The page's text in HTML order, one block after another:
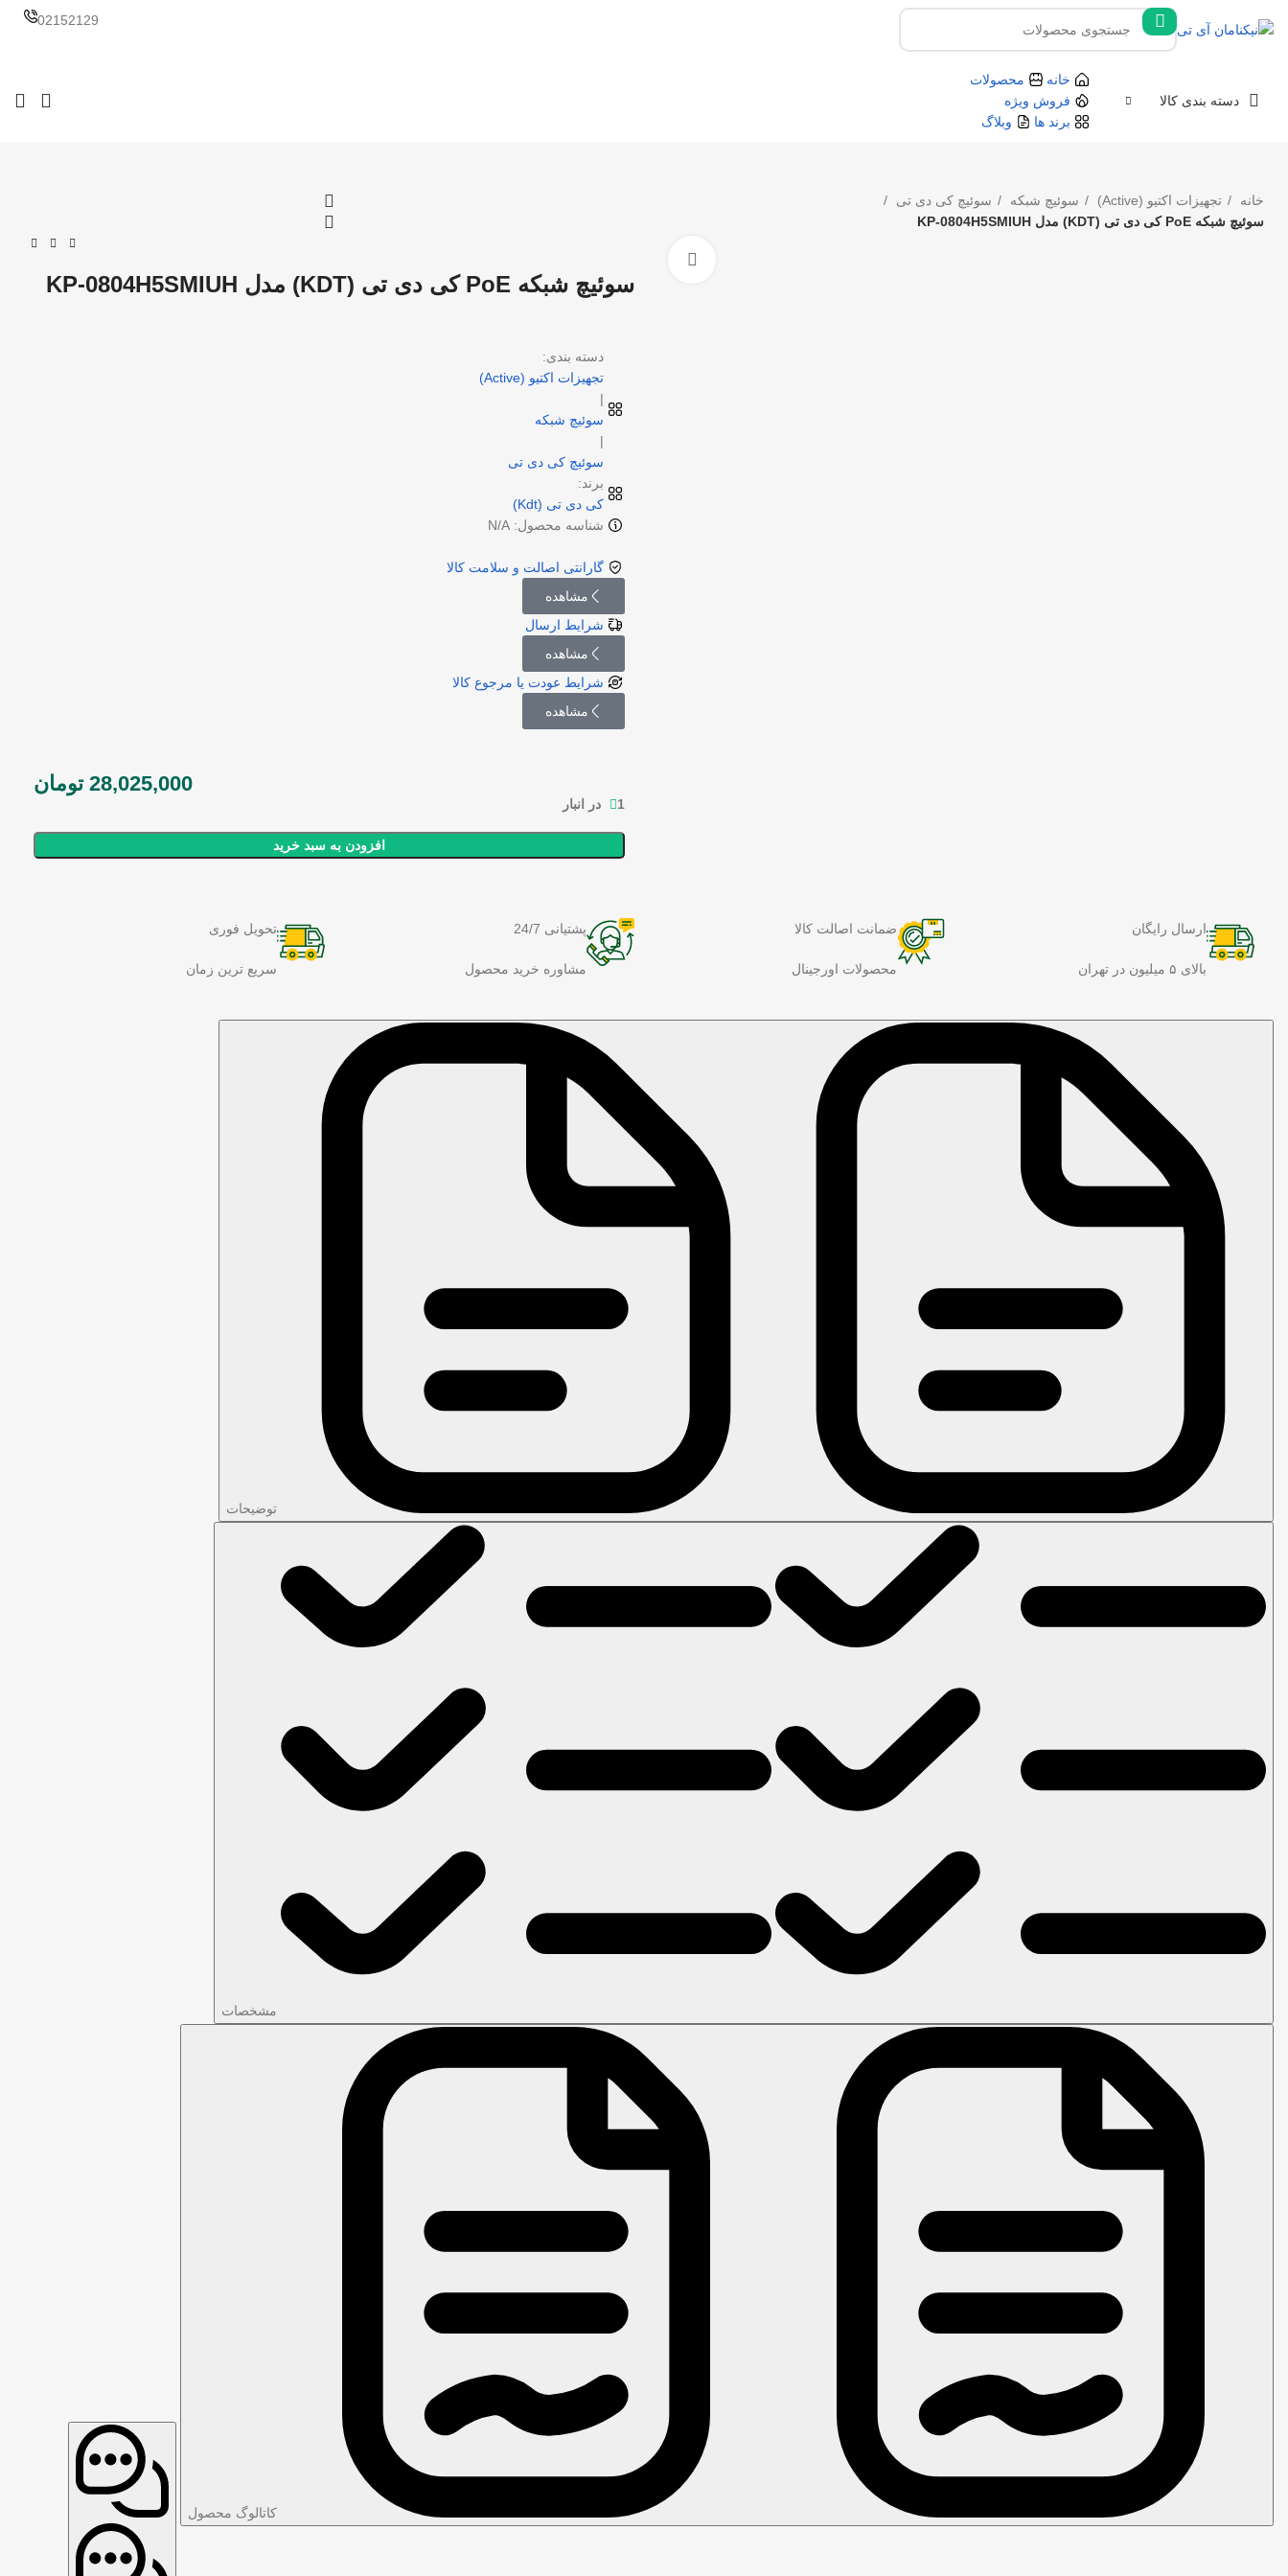
02152129
دسته بندی کالا
خانه
محصولات
فروش ویژه
برند ها
وبلاگ
خانه تجهیزات اکتیو (Active) سوئیچ شبکه
سوئیچ کی دی تی
سوئیچ شبکه PoE کی دی تی (KDT) مدل KP-0804H5SMIUH
سوئیچ شبکه PoE کی دی تی (KDT) مدل KP-0804H5SMIUH
دسته بندی:
تجهیزات اکتیو (Active)
|
سوئیچ شبکه
|
سوئیچ کی دی تی
برند:
کی دی تی (Kdt)
شناسه محصول: N/A
گارانتی اصالت و سلامت کالا
مشاهده
شرایط ارسال
مشاهده
شرایط عودت یا مرجوع کالا
مشاهده
28,025,000 تومان
1 در انبار
افزودن به سبد خرید
ارسال رایگان
بالای ۵ میلیون در تهران
ضمانت اصالت کالا
محصولات اورجینال
پشتیانی 24/7
مشاوره خرید محصول
تحویل فوری
سریع ترین زمان
توضیحات
مشخصات
کاتالوگ محصول